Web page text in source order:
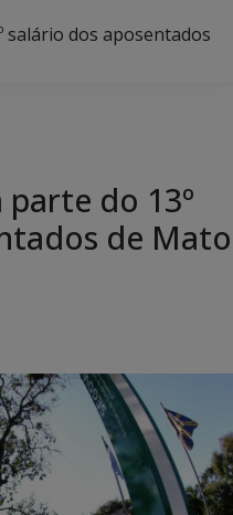
salário dos aposentados
do 13º
de Mato